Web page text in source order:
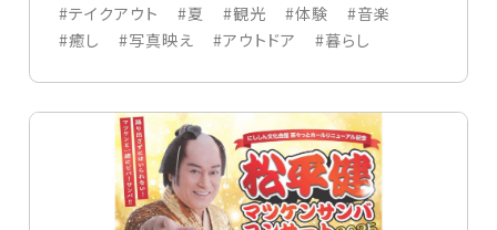
#テイクアウト
#夏 #観光 #体験
#音楽
#癒し
#写真映え #アウトドア #暮らし